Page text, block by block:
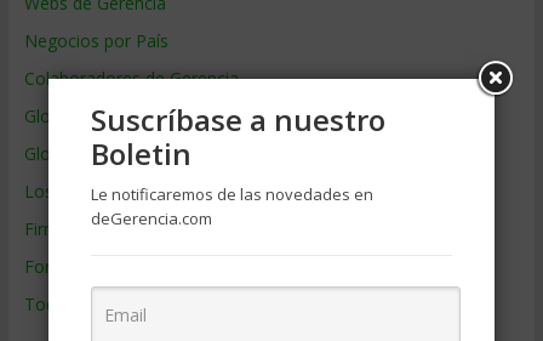
Negocios por País
Colaboradores de Gerencia
Glosario
Glosario Inglés – Español
Los mejores MBA
Firmas de Gerencia
Formación de Gerencia
Todos los Temas
Suscríbase a nuestro
Boletin
Le notificaremos de las novedades en
deGerencia.com